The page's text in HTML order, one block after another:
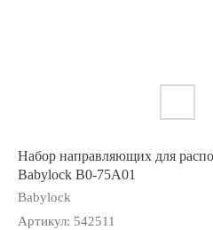
Набор направляющих для
Babylock B0-75A01
Babylock
Артикул: 542511